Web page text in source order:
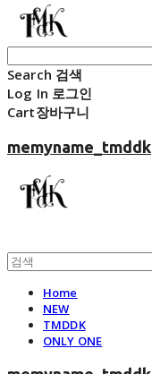
Search 검색
Log In 로그인
Cart장바구니
memyname_tmddk
Home
NEW
TMDDK
ONLY ONE